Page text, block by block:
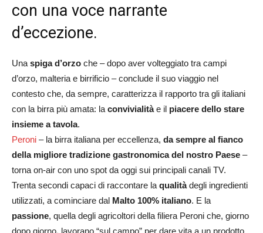
con una voce narrante
d’eccezione.
Una spiga d’orzo che – dopo aver volteggiato tra campi
d’orzo, malteria e birrificio – conclude il suo viaggio nel
contesto che, da sempre, caratterizza il rapporto tra gli italiani
con la birra più amata: la convivialitàe il piacere dello stare
insieme a tavola.
Peroni – la birra italiana per eccellenza, da sempre al fianco
della migliore tradizione gastronomica del nostro Paese –
torna on-air con uno spot da oggi sui principali canali TV.
Trenta secondi capaci di raccontare la qualitàdegli ingredienti
utilizzati, a cominciare dal Malto 100% italiano. E la
passione, quella degli agricoltori della filiera Peroni che, giorno
dopo giorno, lavorano “sul campo” per dare vita a un prodotto